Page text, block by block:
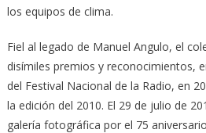
los equipos de clima.
Fiel al legado de Manuel Angulo, el
disímiles premios y reconocimientos,
del Festival Nacional de la Radio, en
la edición del 2010. El 29 de julio de
galería fotográfica por el 75